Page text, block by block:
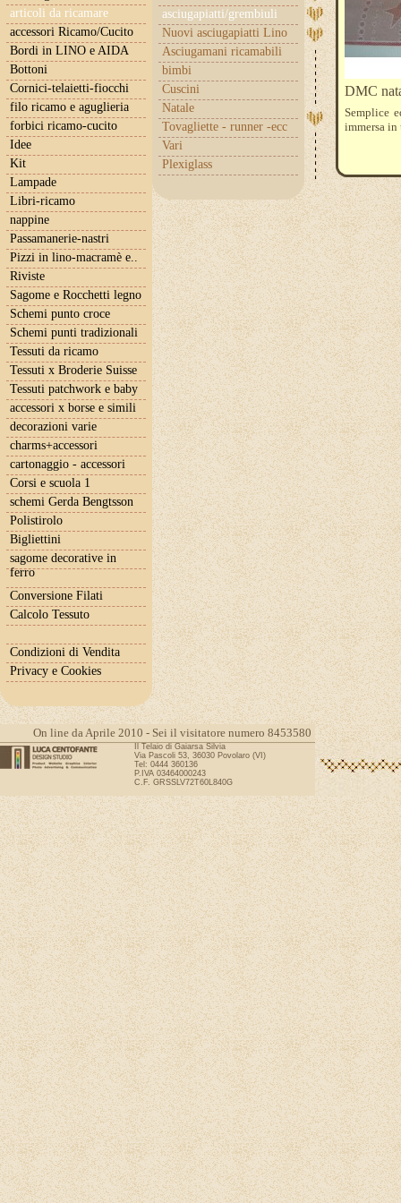
articoli da ricamare
asciugapiatti/grembiuli
Nuovi asciugapiatti Lino
Asciugamani ricamabili
bimbi
Cuscini
Natale
Tovagliette - runner -ecc
Vari
Plexiglass
accessori Ricamo/Cucito
Bordi in LINO e AIDA
Bottoni
Cornici-telaietti-fiocchi
filo ricamo e aguglieria
forbici ricamo-cucito
Idee
Kit
Lampade
Libri-ricamo
nappine
Passamanerie-nastri
Pizzi in lino-macramè e..
Riviste
Sagome e Rocchetti legno
Schemi punto croce
Schemi punti tradizionali
Tessuti da ricamo
Tessuti x Broderie Suisse
Tessuti patchwork e baby
accessori x borse e simili
decorazioni varie
charms+accessori
cartonaggio - accessori
Corsi e scuola 1
schemi Gerda Bengtsson
Polistirolo
Bigliettini
sagome decorative in
ferro
Conversione Filati
Calcolo Tessuto
Condizioni di Vendita
Privacy e Cookies
DMC
Semplice
immersa
On line da Aprile 2010 - Sei il visitatore numero 8453580
Il Telaio di Gaiarsa Silvia
Via Pascoli 53, 36030 Povolaro (VI)
Tel: 0444 360136
P.IVA 03464000243
C.F. GRSSLV72T60L840G